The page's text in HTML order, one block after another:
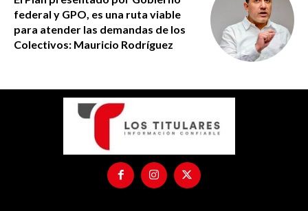
federal y GPO, es una ruta viable
para atender las demandas de los
Colectivos: Mauricio Rodríguez